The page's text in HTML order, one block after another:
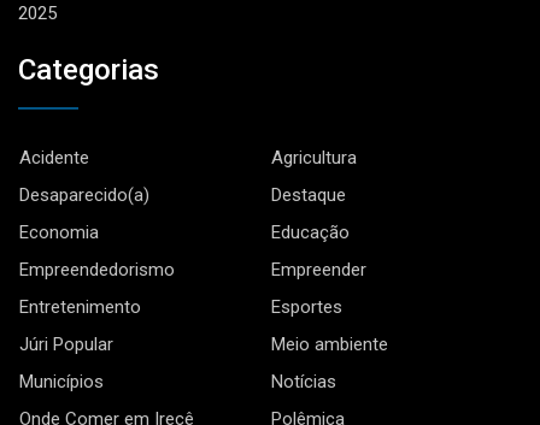
2025
Categorias
Acidente
Agricultura
Desaparecido(a)
Destaque
Economia
Educação
Empreendedorismo
Empreender
Entretenimento
Esportes
Júri Popular
Meio ambiente
Municípios
Notícias
Onde Comer em Irecê
Polêmica